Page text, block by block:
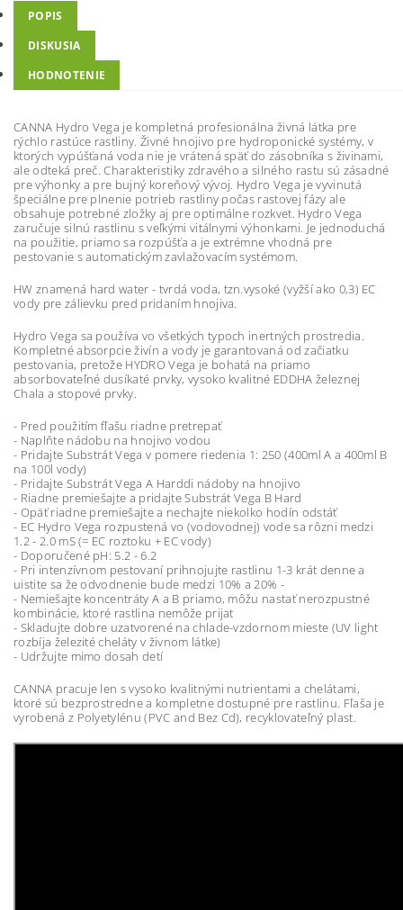
POPIS
DISKUSIA
HODNOTENIE
CANNA Hydro Vega je kompletná profesionálna živná látka pre
rýchlo rastúce rastliny. Živné hnojivo pre hydroponické systémy, v
ktorých vypúšťaná voda nie je vrátená späť do zásobníka s živinami,
ale odteká preč. Charakteristiky zdravého a silného rastu sú zásadné
pre výhonky a pre bujný koreňový vývoj. Hydro Vega je vyvinutá
špeciálne pre plnenie potrieb rastliny počas rastovej fázy ale
obsahuje potrebné zložky aj pre optimálne rozkvet. Hydro Vega
zaručuje silnú rastlinu s veľkými vitálnymi výhonkami. Je jednoduchá
na použitie, priamo sa rozpúšťa a je extrémne vhodná pre
pestovanie s automatickým zavlažovacím systémom.
HW znamená hard water - tvrdá voda, tzn.vysoké (vyžší ako 0,3) EC
vody pre zálievku pred pridaním hnojiva.
Hydro Vega sa používa vo všetkých typoch inertných prostredia.
Kompletné absorpcie živín a vody je garantovaná od začiatku
pestovania, pretože HYDRO Vega je bohatá na priamo
absorbovateľné dusíkaté prvky, vysoko kvalitné EDDHA železnej
Chala a stopové prvky.
- Pred použitím fľašu riadne pretrepať
- Naplňte nádobu na hnojivo vodou
- Pridajte Substrát Vega v pomere riedenia 1: 250 (400ml A a 400ml B
na 100l vody)
- Pridajte Substrát Vega A Harddi nádoby na hnojivo
- Riadne premiešajte a pridajte Substrát Vega B Hard
- Opäť riadne premiešajte a nechajte niekolko hodín odstáť
- EC Hydro Vega rozpustená vo (vodovodnej) vode sa rôzni medzi
1.2 - 2.0 mS (= EC roztoku + EC vody)
- Doporučené pH: 5.2 - 6.2
- Pri intenzívnom pestovaní prihnojujte rastlinu 1-3 krát denne a
uistite sa že odvodnenie bude medzi 10% a 20% -
- Nemiešajte koncentráty A a B priamo, môžu nastať nerozpustné
kombinácie, ktoré rastlina nemôže prijat
- Skladujte dobre uzatvorené na chlade-vzdornom mieste (UV light
rozbíja železité cheláty v živnom látke)
- Udržujte mimo dosah detí
CANNA pracuje len s vysoko kvalitnými nutrientami a chelátami,
ktoré sú bezprostredne a kompletne dostupné pre rastlinu. Fľaša je
vyrobená z Polyetylénu (PVC and Bez Cd), recyklovateľný plast.